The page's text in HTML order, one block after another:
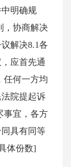
明确规
，协商解决
解决8.1各
应首先通
任何一方均
院提起诉
事宜，各方
具有同等
体份数]